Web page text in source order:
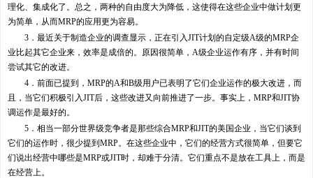
理化、集成化了。总之，两种的自由度大为降低，这使得在这些企业中做计划更
为简单，从而MRP的应用更为容易。
3．最近关于制造企业的调查显示，正在引入JIT计划的自定级A级的MRP企
业比起其它企业来，效率是成倍的。原因很简单，A级企业运作有序，并有时间
尝试其它的改进。
4．前面已提到，MRP的A和B级用户已表明了它们企业运作的极大改进，而
且，当它们积极引入JIT后，这些改进又向前推进了一步。事实上，MRP和JIT协
调运作是最好的。
5．相当一部分世界级竞争者是那些综合MRP和JIT的美国企业，当它们谈到
它们的运作时，很少提到MRP。在这些企业中，它们的经营方式很简单，但要它
们说出经营中哪些是MRP或JIT时，却难于分清。它们重点不是放在工具上，而是
在经营上。